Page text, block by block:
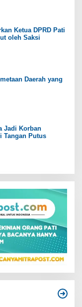
Ketua DPRD Pati
oleh Saksi
Daerah yang
Jadi Korban
Tangan Putus